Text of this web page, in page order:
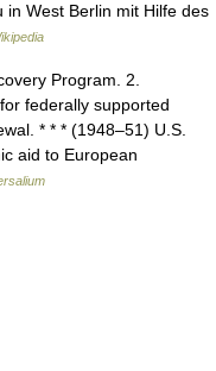
in West Berlin mit Hilfe des
Program. 2.
federally supported
* * * (1948–51) U.S.
aid to European